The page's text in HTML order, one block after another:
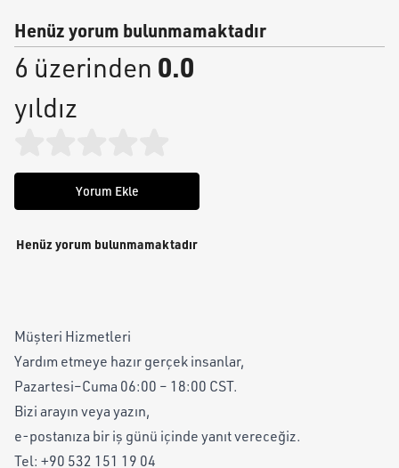
Henüz yorum bulunmamaktadır
6 üzerinden 0.0
yıldız
Yorum Ekle
Henüz yorum bulunmamaktadır
Müşteri Hizmetleri
Yardım etmeye hazır gerçek insanlar,
Pazartesi–Cuma 06:00 – 18:00 CST.
Bizi arayın veya yazın,
e-postanıza bir iş günü içinde yanıt vereceğiz.
Tel: +90 532 151 19 04